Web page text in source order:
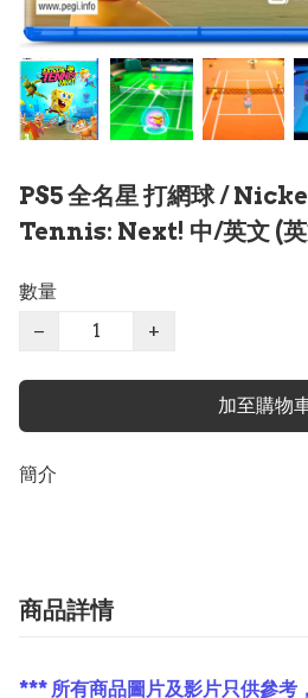
PS5 全名星 打網球 /
Tennis: Next! 中/英文 (英
數量
−
+
加至購物
簡介
商品詳情
*** 所有商品圖片及影片只供參考